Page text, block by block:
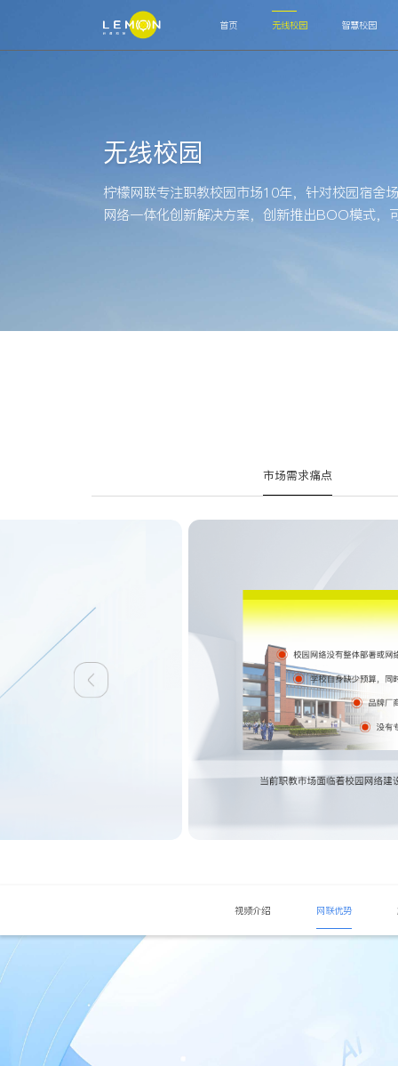
首页 无线校园 智慧校园
认证计费系统
高阶辅助
运营中台 运维工单 客服系统 审计系统 上
无线校园
柠檬网联专注职教校园市场10年，针对校园宿舍
网络一体化创新解决方案，创新推出BOO模式，
市场需求痛点
视频介绍 网联优势